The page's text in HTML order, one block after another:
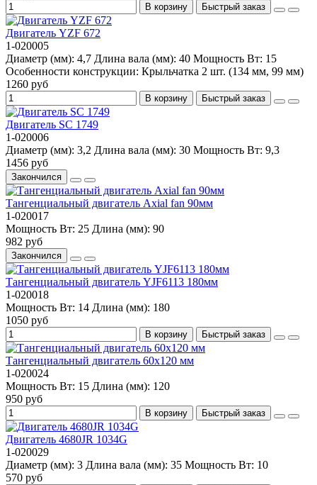
В корзину Быстрый заказ
Двигатель YZF 672
1-020005
Диаметр (мм): 4,7 Длина вала (мм): 40 Мощность Вт: 15
Особенности конструкции: Крыльчатка 2 шт. (134 мм, 99 мм)
1260 руб
В корзину Быстрый заказ
Двигатель SC 1749
1-020006
Диаметр (мм): 3,2 Длина вала (мм): 30 Мощность Вт: 9,3
1456 руб
Закончился
Тангенциальный двигатель Axial fan 90мм
1-020017
Мощность Вт: 25 Длина (мм): 90
982 руб
Закончился
Тангенциальный двигатель YJF6113 180мм
1-020018
Мощность Вт: 14 Длина (мм): 180
1050 руб
В корзину Быстрый заказ
Тангенциальный двигатель 60x120 мм
1-020024
Мощность Вт: 15 Длина (мм): 120
950 руб
В корзину Быстрый заказ
Двигатель 4680JR 1034G
1-020029
Диаметр (мм): 3 Длина вала (мм): 35 Мощность Вт: 10
570 руб